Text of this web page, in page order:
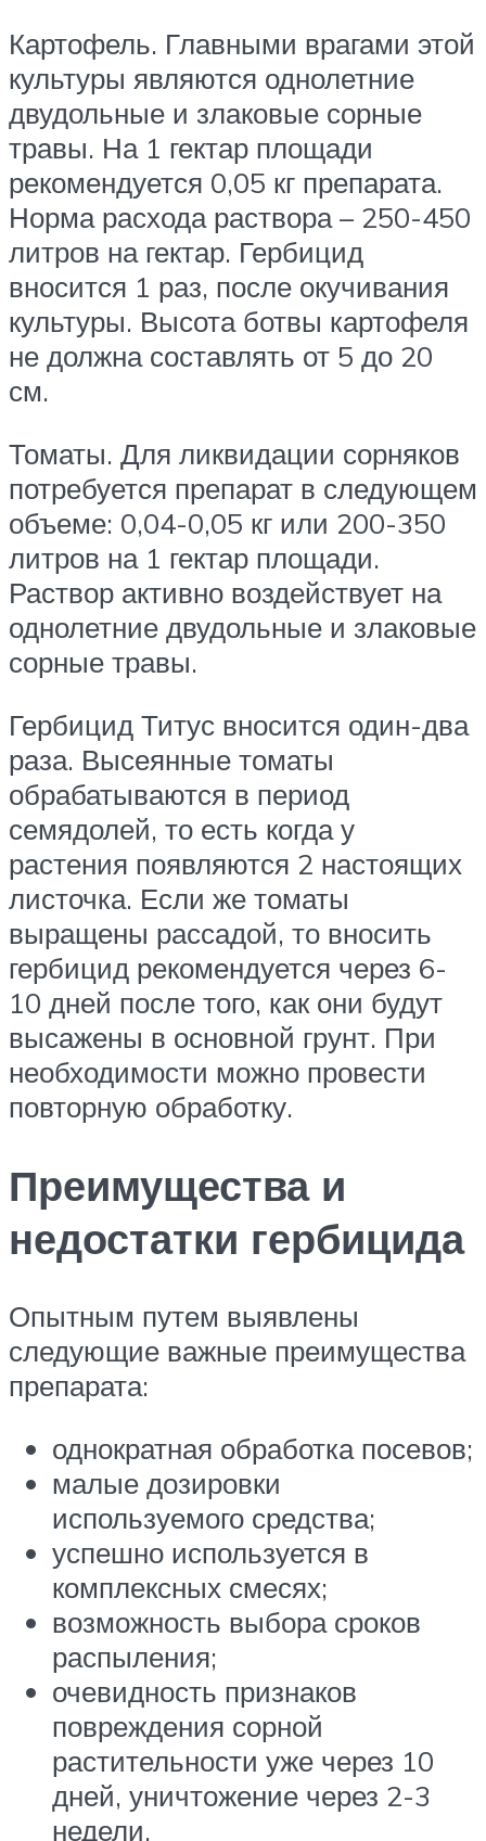
Картофель. Главными врагами этой
культуры являются однолетние
двудольные и злаковые сорные
травы. На 1 гектар площади
рекомендуется 0,05 кг препарата.
Норма расхода раствора – 250-450
литров на гектар. Гербицид
вносится 1 раз, после окучивания
культуры. Высота ботвы картофеля
не должна составлять от 5 до 20
см.
Томаты. Для ликвидации сорняков
потребуется препарат в следующем
объеме: 0,04-0,05 кг или 200-350
литров на 1 гектар площади.
Раствор активно воздействует на
однолетние двудольные и злаковые
сорные травы.
Гербицид Титус вносится один-два
раза. Высеянные томаты
обрабатываются в период
семядолей, то есть когда у
растения появляются 2 настоящих
листочка. Если же томаты
выращены рассадой, то вносить
гербицид рекомендуется через 6-
10 дней после того, как они будут
высажены в основной грунт. При
необходимости можно провести
повторную обработку.
Преимущества и
недостатки гербицида
Опытным путем выявлены
следующие важные преимущества
препарата:
однократная обработка посевов;
малые дозировки
используемого средства;
успешно используется в
комплексных смесях;
возможность выбора сроков
распыления;
очевидность признаков
повреждения сорной
растительности уже через 10
дней, уничтожение через 2-3
недели.